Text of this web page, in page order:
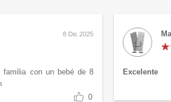
8 Dic 2025
familia con un bebé de 8
0
Excelente